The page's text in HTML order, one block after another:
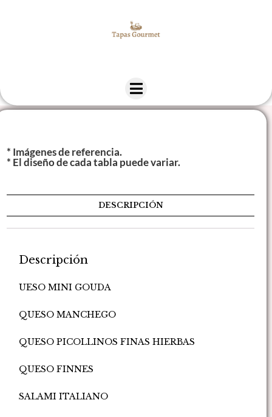
* Imágenes de referencia.
* El diseño de cada tabla puede variar.
DESCRIPCIÓN
Descripción
UESO MINI GOUDA
QUESO MANCHEGO
QUESO PICOLLINOS FINAS HIERBAS
QUESO FINNES
SALAMI ITALIANO